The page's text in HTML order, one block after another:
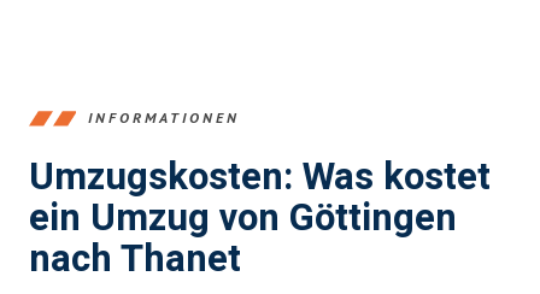
INFORMATIONEN
Umzugskosten: Was kostet
ein Umzug von Göttingen
nach Thanet